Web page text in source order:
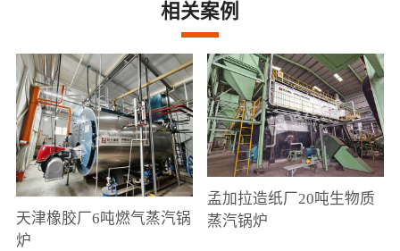
相关案例
天津橡胶厂6吨燃气蒸汽锅
炉
孟加拉造纸厂20吨生物质
蒸汽锅炉